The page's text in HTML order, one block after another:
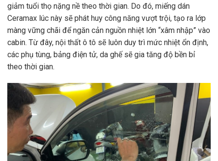
giảm tuổi thọ nặng nề theo thời gian. Do đó, miếng dán
Ceramax lúc này sẽ phát huy công năng vượt trội, tạo ra lớp
màng vững chãi để ngăn cản nguồn nhiệt lớn “xâm nhập” vào
cabin. Từ đây, nội thất ô tô sẽ luôn duy trì mức nhiệt ổn định,
các phụ tùng, bảng điện tử, da ghế sẽ gia tăng độ bền bỉ
theo thời gian.